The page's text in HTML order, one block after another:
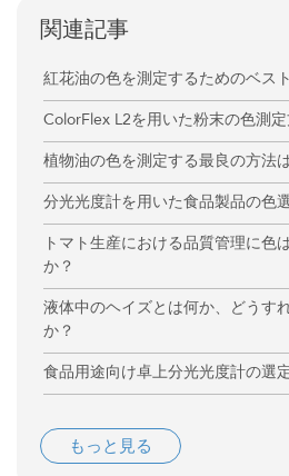
関連記事
紅花油の色を測定するためのベス
ColorFlex L2を用いた粉末の色測
植物油の色を測定する最良の方法
分光光度計を用いた食品製品の色
トマト生産における品質管理に色
か？
液体中のヘイズとは何か、どうす
か？
食品用途向け卓上分光光度計の選
もっと見る